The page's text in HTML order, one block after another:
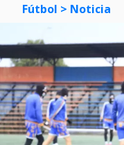
Fútbol > Noticia